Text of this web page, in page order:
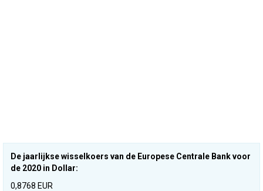
De jaarlijkse wisselkoers van de Europese Centrale Bank voor
de 2020 in Dollar:
0,8768 EUR